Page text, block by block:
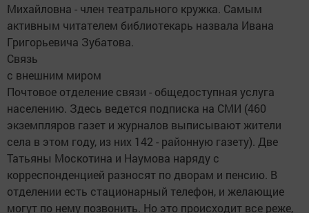
Михайловна - член театрального кружка. Самым
активным читателем библиотекарь назвала Ивана
Григорьевича Зубатова.
Связь
с внешним миром
Почтовое отделение связи - общедоступная услуга
населению. Здесь ведется подписка на СМИ (460
экземпляров газет и журналов выписывают жители
села в этом году, из них 142 - районную газету). Две
Татьяны Москотина и Наумова наряду с
корреспонденцией разносят по дворам и пенсию. В
отделении есть стационарный телефон, и желающие
могут по нему позвонить. Но это происходит все реже,